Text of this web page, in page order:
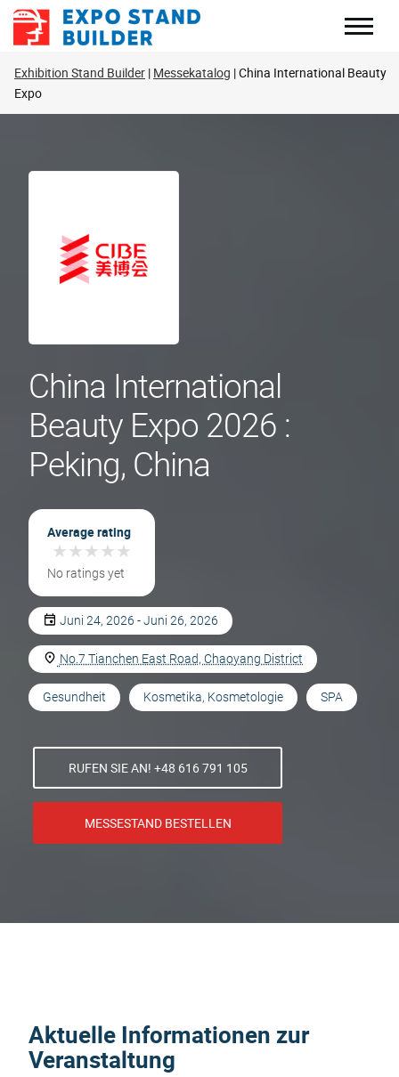
Zum
Inhalt
Exhibition Stand Builder Messekatalog China International Beauty
Expo
China International
Beauty Expo 2026 :
Peking, China
Average rating
★★★★★
★★★★★
No ratings yet
Juni 24, 2026 - Juni 26, 2026
No.7 Tianchen East Road, Chaoyang District
Gesundheit Kosmetika, Kosmetologie SPA
RUFEN SIE AN! +48 616 791 105
MESSESTAND BESTELLEN
Aktuelle Informationen zur
Veranstaltung